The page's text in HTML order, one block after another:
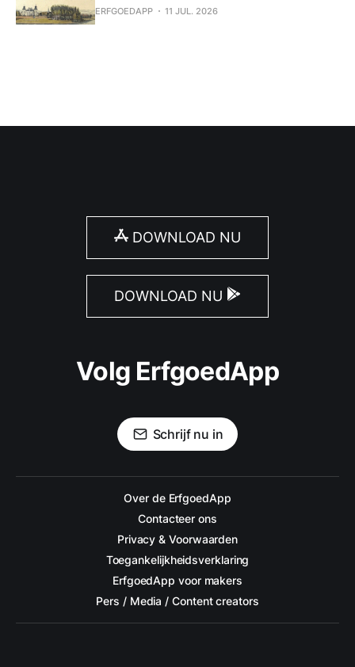
ERFGOEDAPP 11 JUL. 2026
DOWNLOAD NU
DOWNLOAD NU
Volg ErfgoedApp
Schrijf nu in
Over de ErfgoedApp
Contacteer ons
Privacy & Voorwaarden
Toegankelijkheidsverklaring
ErfgoedApp voor makers
Pers / Media / Content creators